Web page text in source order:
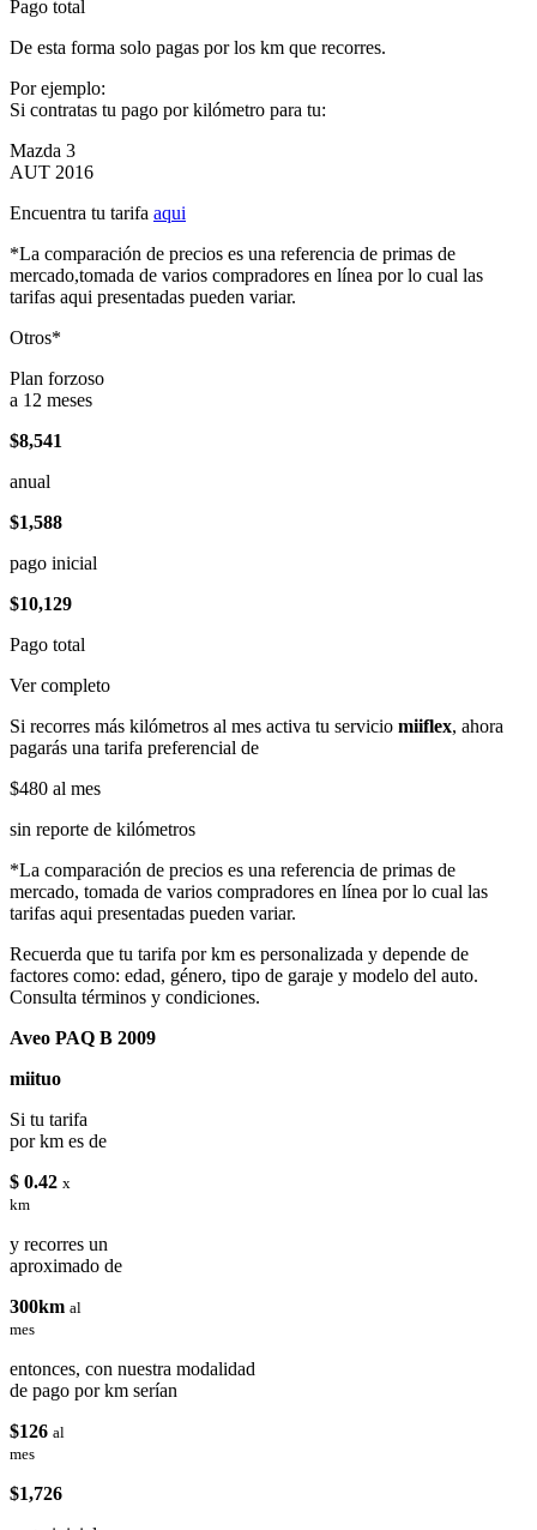
Pago total
De esta forma solo pagas por los km que recorres.
Por ejemplo:
Si contratas tu pago por kilómetro para tu:
Mazda 3
AUT 2016
Encuentra tu tarifa aqui
*La comparación de precios es una referencia de primas de
mercado,tomada de varios compradores en línea por lo cual las
tarifas aqui presentadas pueden variar.
Otros*
Plan forzoso
a 12 meses
$8,541
anual
$1,588
pago inicial
$10,129
Pago total
Ver completo
Si recorres más kilómetros al mes activa tu servicio miiflex, ahora
pagarás una tarifa preferencial de
$480 al mes
sin reporte de kilómetros
*La comparación de precios es una referencia de primas de
mercado, tomada de varios compradores en línea por lo cual las
tarifas aqui presentadas pueden variar.
Recuerda que tu tarifa por km es personalizada y depende de
factores como: edad, género, tipo de garaje y modelo del auto.
Consulta términos y condiciones.
Aveo PAQ B 2009
miituo
Si tu tarifa
por km es de
$ 0.42 x
km
y recorres un
aproximado de
300km al
mes
entonces, con nuestra modalidad
de pago por km serían
$126 al
mes
$1,726